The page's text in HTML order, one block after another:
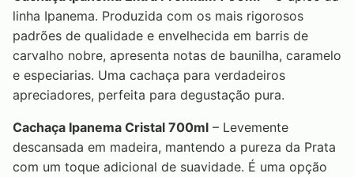
linha Ipanema. Produzida com os mais rigorosos
padrões de qualidade e envelhecida em barris de
carvalho nobre, apresenta notas de baunilha, caramelo
e especiarias. Uma cachaça para verdadeiros
apreciadores, perfeita para degustação pura.
Cachaça Ipanema Cristal 700ml – Levemente
descansada em madeira, mantendo a pureza da Prata
com um toque adicional de suavidade. É uma opção